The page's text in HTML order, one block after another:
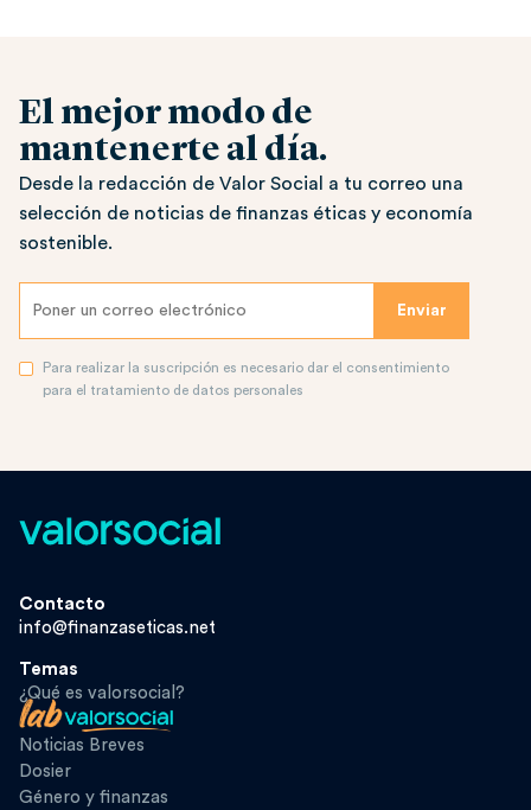
El mejor modo de
mantenerte al día.
Desde la redacción de Valor Social a tu correo una
selección de noticias de finanzas éticas y economía
sostenible.
Para realizar la suscripción es necesario dar el consentimiento
para el tratamiento de datos personales
Contacto
info@finanzaseticas.net
Temas
¿Qué es valorsocial?
Noticias Breves
Dosier
Género y finanzas